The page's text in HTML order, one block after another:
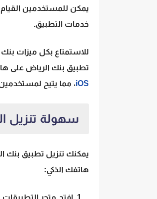
يمكن للمستخدمين
خدمات التطبيق.
للاستمتاع بكل ميزات
تطبيق بنك الرياض على
iOS، مما يتيح
سهولة تنزيل
يمكنك تنزيل تطبيق بنك
هاتفك الذكي:
افتح متجر